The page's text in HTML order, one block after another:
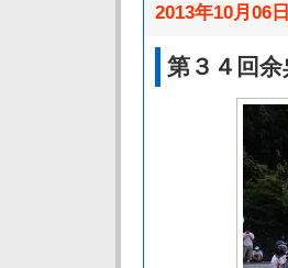
2013年10月06
第３４回